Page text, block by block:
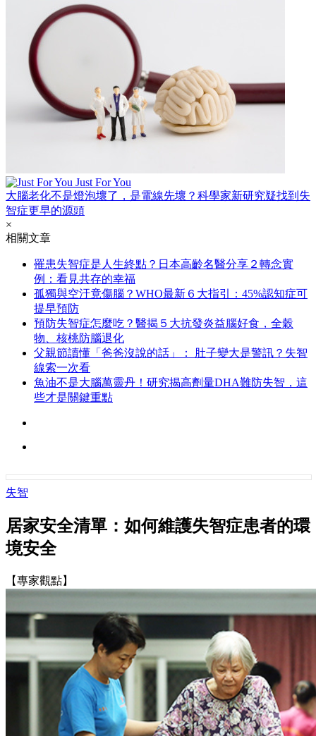
Just For You
大腦老化不是燈泡壞了，是電線先壞？科學家新研究疑找到失
智症更早的源頭
×
相關文章
罹患失智症是人生終點？日本高齡名醫分享２轉念實
例：看見共存的幸福
孤獨與空汙竟傷腦？WHO最新６大指引：45%認知症可
提早預防
預防失智症怎麼吃？醫揭５大抗發炎益腦好食，全穀
物、核桃防腦退化
父親節讀懂「爸爸沒說的話」： 肚子變大是警訊？失智
線索一次看
魚油不是大腦萬靈丹！研究揭高劑量DHA難防失智，這
些才是關鍵重點
失智
居家安全清單：如何維護失智症患者的環
境安全
【專家觀點】